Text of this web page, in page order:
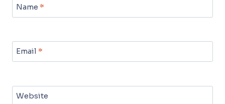
Name *
Email *
Website